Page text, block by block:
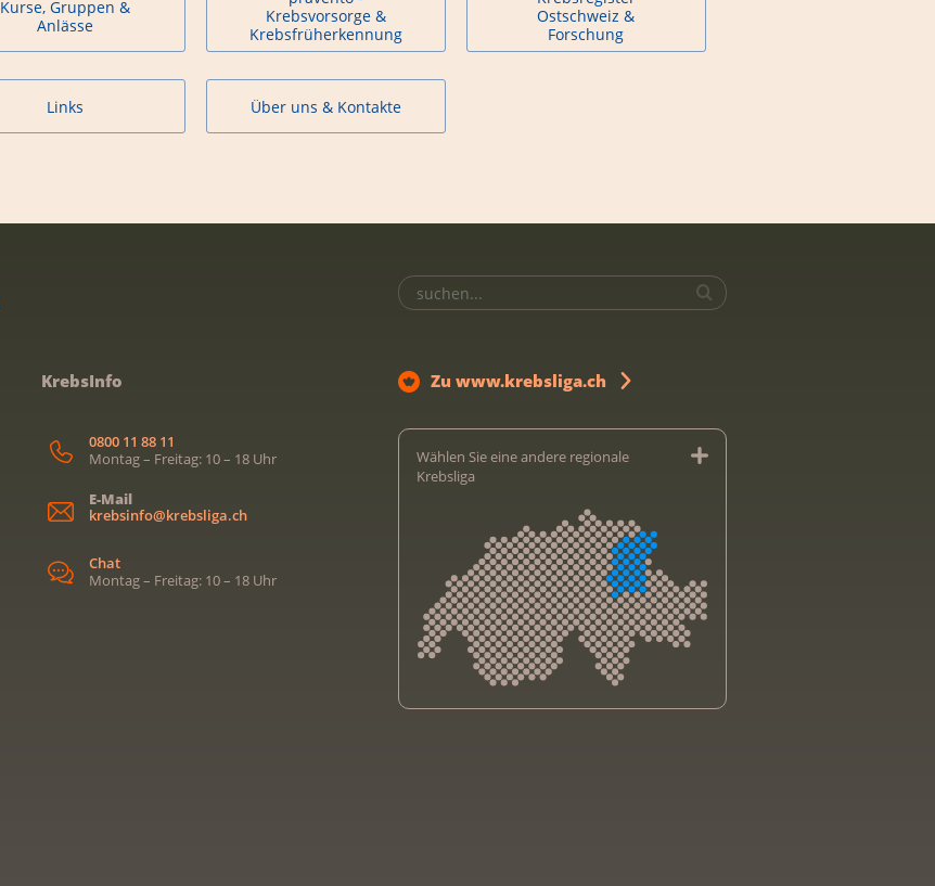
Kurse, Gruppen &
Anlässe
Krebsvorsorge &
Krebsfrüherkennung
Ostschweiz &
Forschung
Links Über uns & Kontakte
KrebsInfo
0800 11 88 11
Montag – Freitag: 10 – 18 Uhr
E-Mail
krebsinfo@krebsliga.ch
Chat
Montag – Freitag: 10 – 18 Uhr
Zu www.krebsliga.ch
Wählen Sie eine andere regionale
Krebsliga